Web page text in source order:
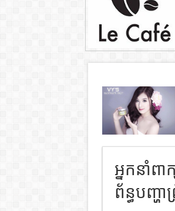
អ្នកនាំពា
ព័ន្ធបញ្ហា